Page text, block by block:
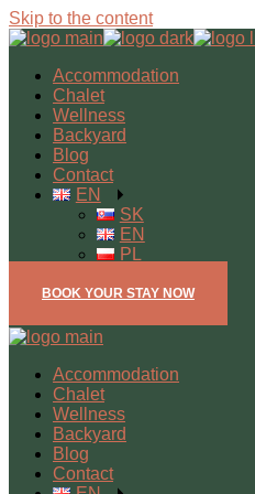
Skip to the content
Accommodation
Chalet
Wellness
Backyard
Blog
Contact
EN
SK
EN
PL
BOOK YOUR STAY NOW
Accommodation
Chalet
Wellness
Backyard
Blog
Contact